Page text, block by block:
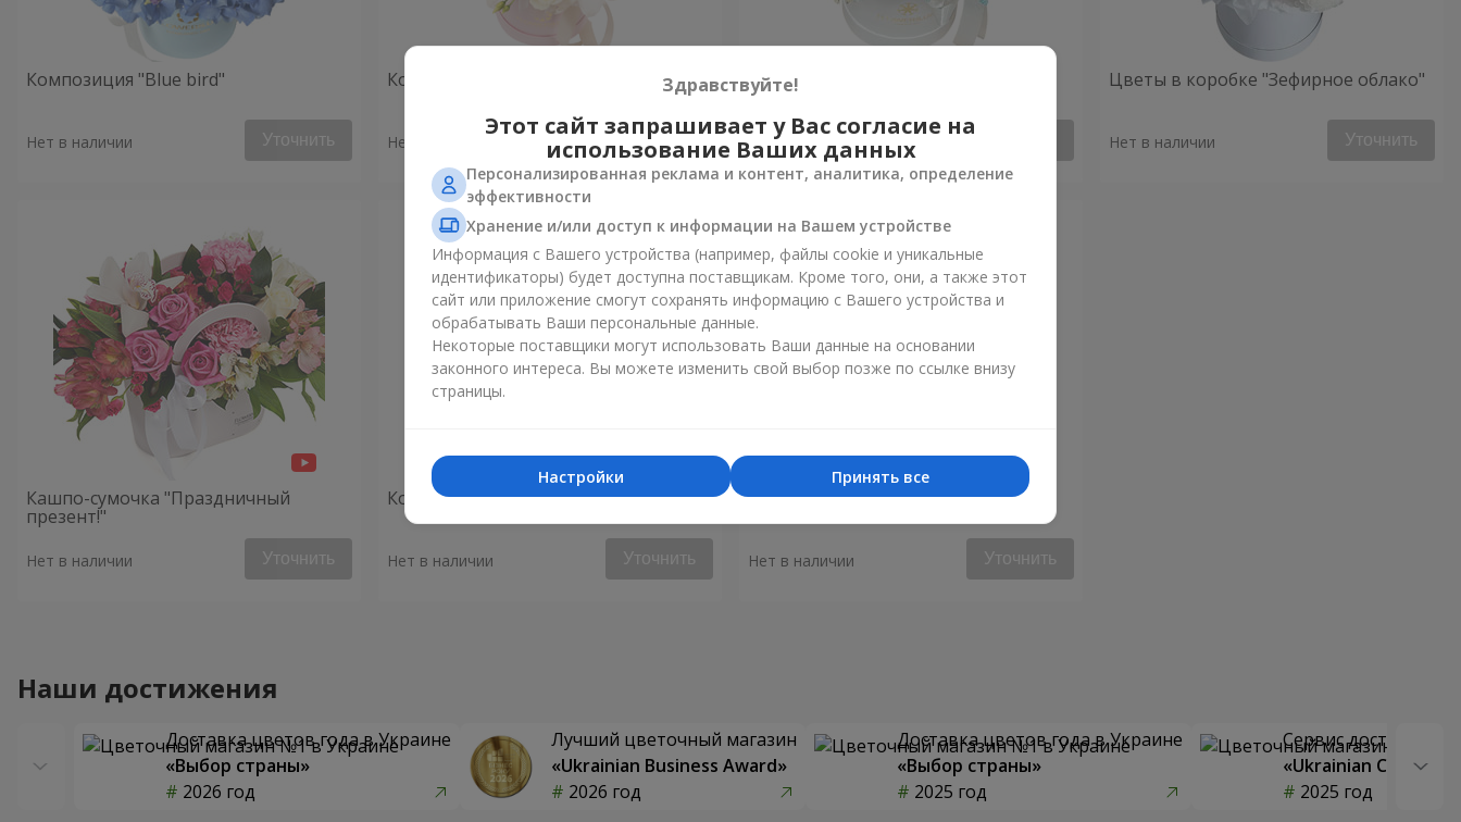
Композиция "Blue bird"
Нет в наличии Уточнить
Композиция "Квитка Цисык"
Нет в наличии Уточнить
Цветы в коробке "Радужное
настроение"
Нет в наличии
Цветы в коробке "Зефирное облако"
Нет в наличии Уточнить
Кашпо-сумочка "Праздничный
презент!"
Нет в наличии Уточнить
Композиция "Монако"
Нет в наличии Уточнить
Композиция "Биение сердца"
Нет в наличии Уточнить
Наши достижения
Доставка цветов года в Украине
«Выбор страны»
2026 год
Лучший цветочный магазин
«Ukrainian Business Award»
2026 год
Доставка цветов года в Украине
«Выбор страны»
2025 год
Сервис доставки
«Ukrainian Choice»
2025 год
Здравствуйте!
Этот сайт запрашивает у Вас согласие на
использование Ваших данных
Персонализированная реклама и контент, аналитика, определение
эффективности
Хранение и/или доступ к информации на Вашем устройстве
Информация с Вашего устройства (например, файлы cookie и уникальные
идентификаторы) будет доступна поставщикам. Кроме того, они, а также этот
сайт или приложение смогут сохранять информацию с Вашего устройства и
обрабатывать Ваши персональные данные.
Некоторые поставщики могут использовать Ваши данные на основании
законного интереса. Вы можете изменить свой выбор позже по ссылке внизу
страницы.
Принять все
Настройки